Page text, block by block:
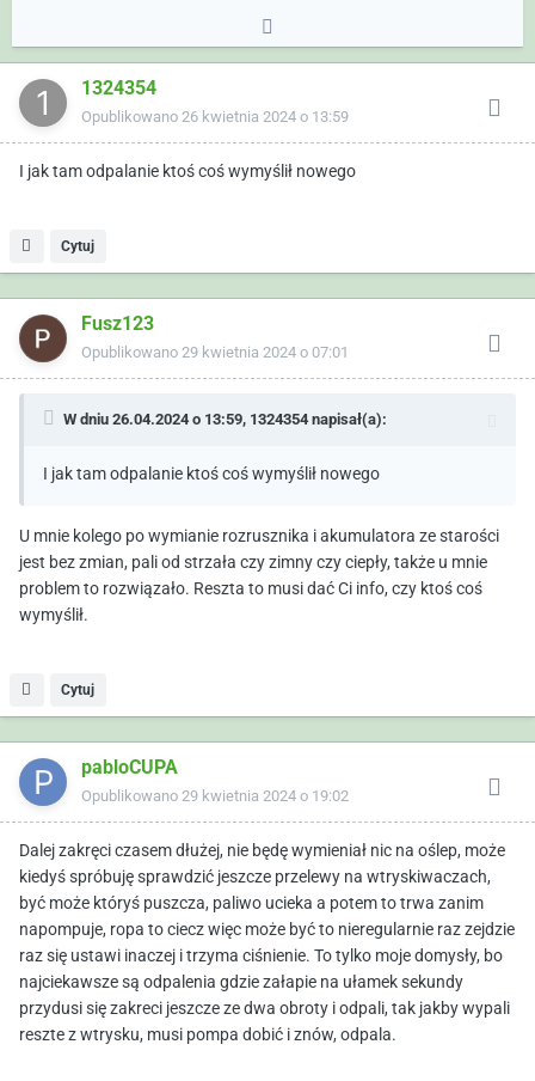
1324354
Opublikowano 26 kwietnia 2024 o 13:59
I jak tam odpalanie ktoś coś wymyślił nowego
Cytuj
Fusz123
Opublikowano 29 kwietnia 2024 o 07:01
W dniu 26.04.2024 o 13:59, 1324354 napisał(a):
I jak tam odpalanie ktoś coś wymyślił nowego
U mnie kolego po wymianie rozrusznika i akumulatora ze starości
jest bez zmian, pali od strzała czy zimny czy ciepły, także u mnie
problem to rozwiązało. Reszta to musi dać Ci info, czy ktoś coś
wymyślił.
Cytuj
pabloCUPA
Opublikowano 29 kwietnia 2024 o 19:02
Dalej zakręci czasem dłużej, nie będę wymieniał nic na oślep, może
kiedyś spróbuję sprawdzić jeszcze przelewy na wtryskiwaczach,
być może któryś puszcza, paliwo ucieka a potem to trwa zanim
napompuje, ropa to ciecz więc może być to nieregularnie raz zejdzie
raz się ustawi inaczej i trzyma ciśnienie. To tylko moje domysły, bo
najciekawsze są odpalenia gdzie załapie na ułamek sekundy
przydusi się zakreci jeszcze ze dwa obroty i odpali, tak jakby wypali
reszte z wtrysku, musi pompa dobić i znów, odpala.